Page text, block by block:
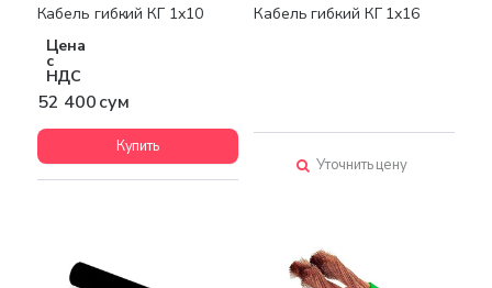
Кабель гибкий КГ 1х10
Цена
с
НДС
52 400 сум
Купить
Кабель гибкий КГ 1х16
Уточнить цену